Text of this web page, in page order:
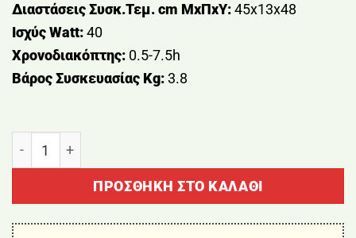
Διαστάσεις Συσκ.Τεμ. cm ΜxΠxΥ:45x13x48
Ισχύς Watt:40
Χρονοδιακόπτης: 0.5-7.5h
Βάρος Συσκευασίας Kg:3.8
ΠΡΟΣΘΉΚΗ ΣΤΟ ΚΑΛΆΘΙ